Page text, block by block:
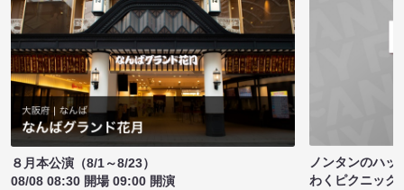
８月本公演（8/1～8/23）
08/08 08:30 開場 09:00 開演
ノンタンのハッ
わくピクニック